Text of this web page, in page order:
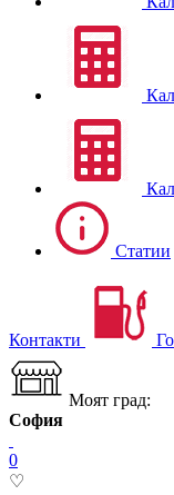
Статии
Контакти
Моят град:
София
0
♡